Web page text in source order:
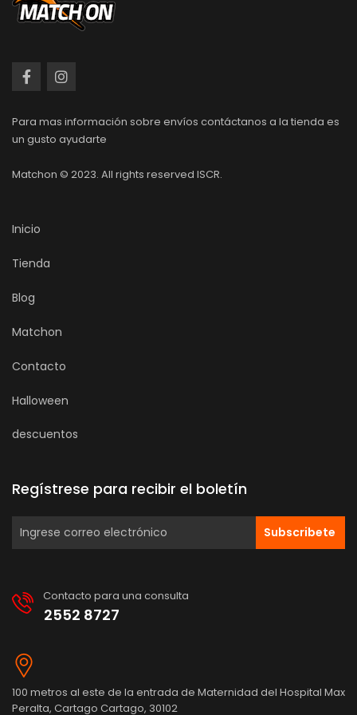
Para mas información sobre envíos contáctanos a la tienda es
un gusto ayudarte
Matchon © 2023. All rights reserved ISCR.
Inicio
Tienda
Blog
Matchon
Contacto
Halloween
descuentos
Regístrese para recibir el boletín
Subscribete
Contacto para una consulta
2552 8727
100 metros al este de la entrada de Maternidad del Hospital Max
Peralta, Cartago Cartago, 30102